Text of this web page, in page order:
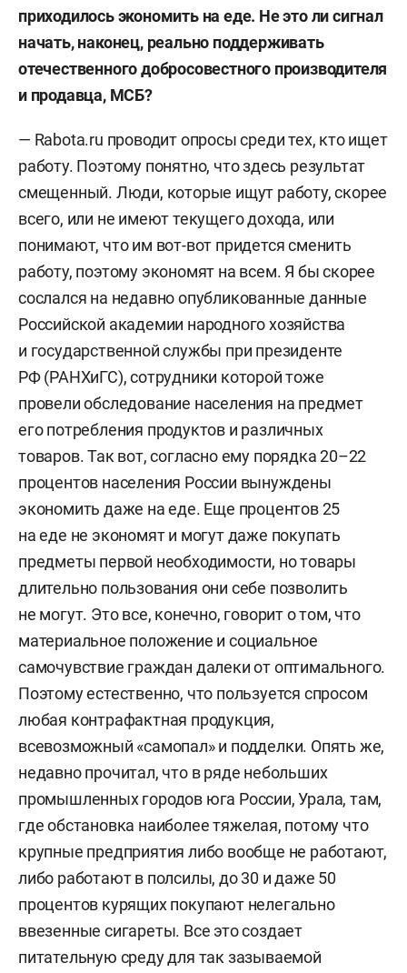
приходилось экономить на еде. Не это ли сигнал
начать, наконец, реально поддерживать
отечественного добросовестного производителя
и продавца, МСБ?
— Rabota.ru проводит опросы среди тех, кто ищет
работу. Поэтому понятно, что здесь результат
смещенный. Люди, которые ищут работу, скорее
всего, или не имеют текущего дохода, или
понимают, что им вот-вот придется сменить
работу, поэтому экономят на всем. Я бы скорее
сослался на недавно опубликованные данные
Российской академии народного хозяйства
и государственной службы при президенте
РФ (РАНХиГС), сотрудники которой тоже
провели обследование населения на предмет
его потребления продуктов и различных
товаров. Так вот, согласно ему порядка 20–22
процентов населения России вынуждены
экономить даже на еде. Еще процентов 25
на еде не экономят и могут даже покупать
предметы первой необходимости, но товары
длительно пользования они себе позволить
не могут. Это все, конечно, говорит о том, что
материальное положение и социальное
самочувствие граждан далеки от оптимального.
Поэтому естественно, что пользуется спросом
любая контрафактная продукция,
всевозможный «самопал» и подделки. Опять же,
недавно прочитал, что в ряде небольших
промышленных городов юга России, Урала, там,
где обстановка наиболее тяжелая, потому что
крупные предприятия либо вообще не работают,
либо работают в полсилы, до 30 и даже 50
процентов курящих покупают нелегально
ввезенные сигареты. Все это создает
питательную среду для так зазываемой